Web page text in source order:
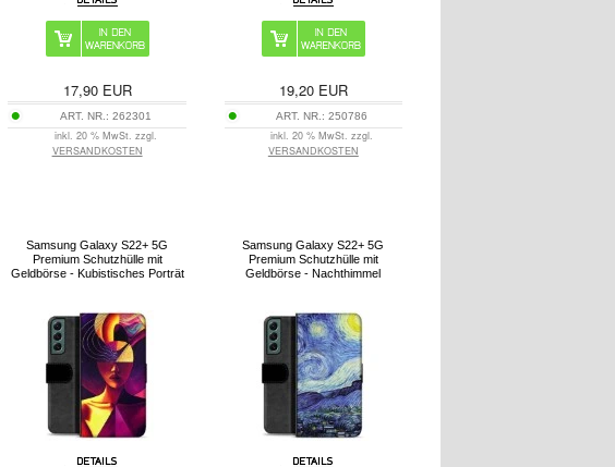
17,90EUR
ART. NR.: 262301
inkl. 20 % MwSt. zzgl.
VERSANDKOSTEN
19,20EUR
ART. NR.: 250786
inkl. 20 % MwSt. zzgl.
VERSANDKOSTEN
Samsung Galaxy S22+ 5G
Premium Schutzhülle mit
Geldbörse - Kubistisches Porträt
Samsung Galaxy S22+ 5G
Premium Schutzhülle mit
Geldbörse - Nachthimmel